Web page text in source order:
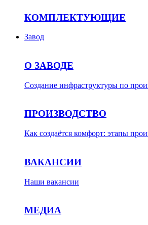
КОМПЛЕКТУЮЩИЕ
Завод
О ЗАВОДЕ
Создание инфраструктуры по
ПРОИЗВОДСТВО
Как создаётся комфорт: этапы
ВАКАНСИИ
Наши вакансии
МЕДИА